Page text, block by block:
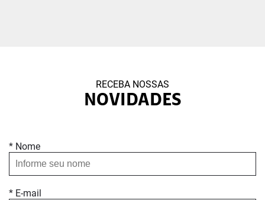
RECEBA NOSSAS
NOVIDADES
* Nome
* E-mail